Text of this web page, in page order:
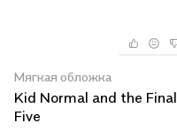
Мягкая обложка
Kid Normal and the Final
Five